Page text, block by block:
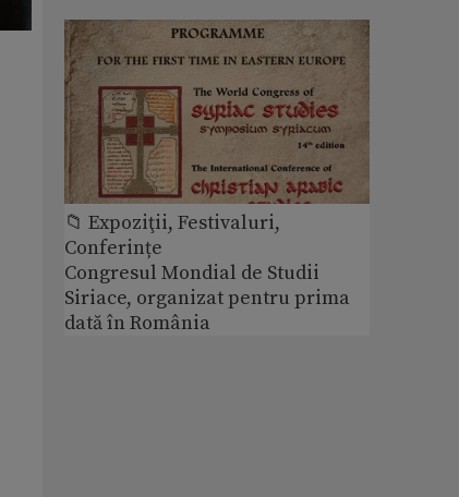
📁 Expoziţii, Festivaluri,
Conferințe
Congresul Mondial de Studii
Siriace, organizat pentru prima
dată în România